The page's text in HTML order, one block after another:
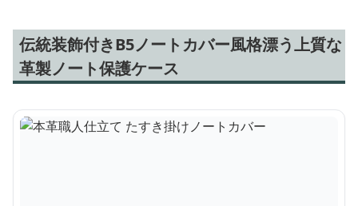
伝統装飾付きB5ノートカバー風格漂う上質な
革製ノート保護ケース